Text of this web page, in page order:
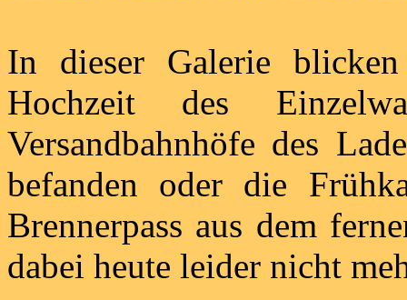
In dieser Galerie
Hochzeit des
Versandbahnhöfe des
befanden oder die
Brennerpass aus dem
dabei heute leider nicht